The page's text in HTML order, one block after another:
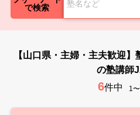
で検索
【山口県・主婦・主夫歓迎
の塾講師
6件中 1